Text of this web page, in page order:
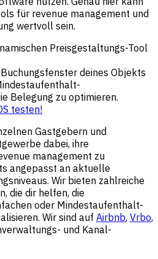
für revenue management und
wertvoll sein.
Preisgestaltungs-Tool
deines Objekts
Belegung zu optimieren.
testen!
Gastgebern und
dabei, ihre
management zu
angepasst an aktuelle
Wir bieten zahlreiche
die dir helfen, die
oder Mindestaufenthalt-
Wir sind auf Airbnb, Vrbo,
und Kanal-